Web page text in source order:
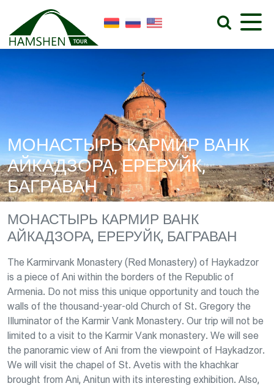
МОНАСТЫРЬ КАРМИР ВАНК
АЙКАДЗОРА, ЕРЕРУЙК,
БАГРАВАН
МОНАСТЫРЬ КАРМИР ВАНК
АЙКАДЗОРА, ЕРЕРУЙК, БАГРАВАН
The Karmirvank Monastery (Red Monastery) of Haykadzor
is a piece of Ani within the borders of the Republic of
Armenia. Do not miss this unique opportunity and touch the
walls of the thousand-year-old Church of St. Gregory the
Illuminator of the Karmir Vank Monastery. Our trip will not be
limited to a visit to the Karmir Vank monastery. We will see
the panoramic view of Ani from the viewpoint of Haykadzor.
We will visit the chapel of St. Avetis with the khachkar
brought from Ani, Anitun with its interesting exhibition. Also,